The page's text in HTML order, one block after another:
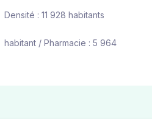
Densité : 11 928 habitants
habitant / Pharmacie : 5 964